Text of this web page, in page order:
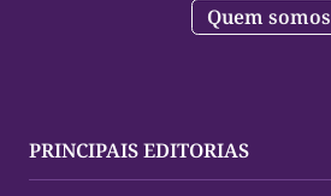
Quem somos
PRINCIPAIS EDITORIAS